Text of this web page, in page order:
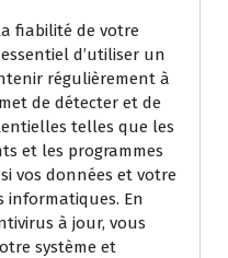
fiabilité de votre
d’utiliser un
régulièrement à
de détecter et de
telles que les
et les programmes
vos données et votre
informatiques. En
à jour, vous
système et